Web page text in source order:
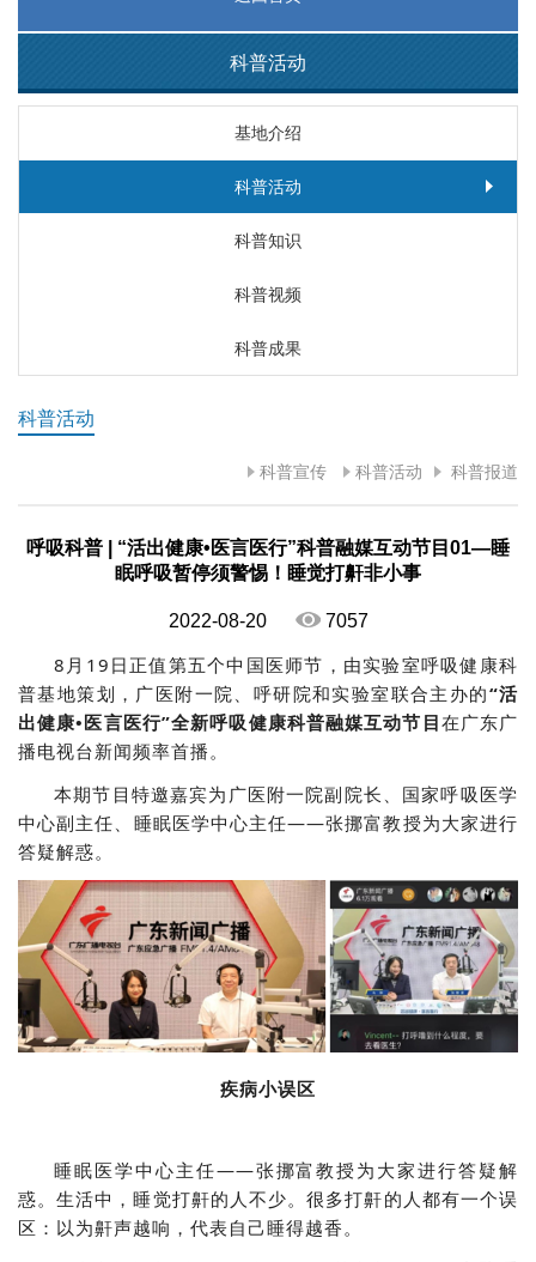
科普活动
基地介绍
科普活动
科普知识
科普视频
科普成果
科普活动
科普宣传 科普活动 科普报道
呼吸科普 | “活出健康•医言医行”科普融媒互动节目01—睡
眠呼吸暂停须警惕！睡觉打鼾非小事
2022-08-20 7057
8月19日正值第五个中国医师节，由实验室呼吸健康科
普基地策划，广医附一院、呼研院和实验室联合主办的“活
出健康•医言医行”全新呼吸健康科普融媒互动节目在广东广
播电视台新闻频率首播。
本期节目特邀嘉宾为广医附一院副院长、国家呼吸医学
中心副主任、睡眠医学中心主任——张挪富教授为大家进行
答疑解惑。
疾病小误区
睡眠医学中心主任——张挪富教授为大家进行答疑解
惑。生活中，睡觉打鼾的人不少。很多打鼾的人都有一个误
区：以为鼾声越响，代表自己睡得越香。